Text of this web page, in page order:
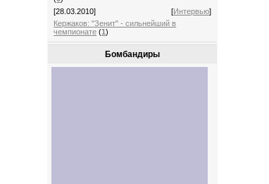
[28.03.2010]
[Интервью]
Кержаков: "Зенит" - сильнейший в
чемпионате (1)
Бомбандиры